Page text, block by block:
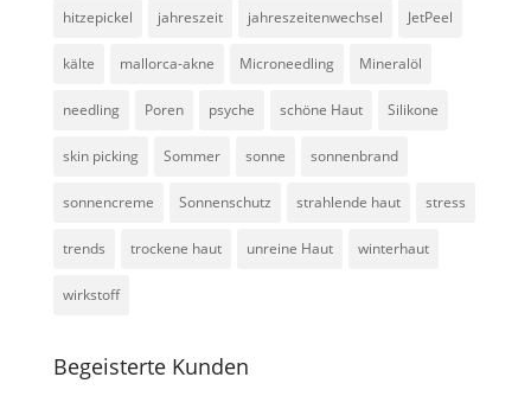
hitzepickel jahreszeit jahreszeitenwechsel JetPeel
kälte mallorca-akne Microneedling Mineralöl
needling Poren psyche schöne Haut Silikone
skin picking Sommer sonne sonnenbrand
sonnencreme Sonnenschutz strahlende haut stress
trends trockene haut unreine Haut winterhaut
wirkstoff
Begeisterte Kunden